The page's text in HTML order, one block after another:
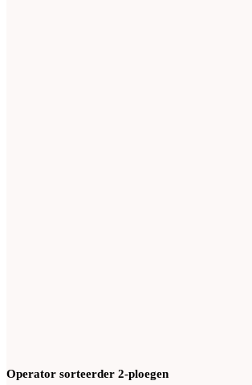
Operator sorteerder 2-ploegen